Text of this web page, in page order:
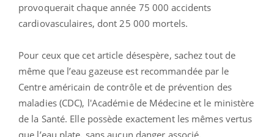
provoquerait chaque année 75 000 accidents
cardiovasculaires, dont 25 000 mortels.
Pour ceux que cet article désespère, sachez tout de
même que l’eau gazeuse est recommandée par le
Centre américain de contrôle et de prévention des
maladies (CDC), l'Académie de Médecine et le ministère
de la Santé. Elle possède exactement les mêmes vertus
que l’eau plate, sans aucun danger associé.